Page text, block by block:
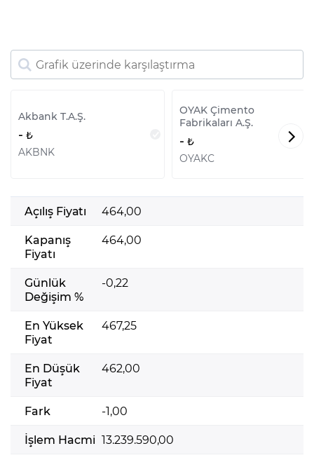
Akbank T.A.Ş.
-
AKBNK
OYAK Çimento
Fabrikaları A.Ş.
-
OYAKC
Açılış Fiyatı
464,00
Kapanış
Fiyatı
464,00
Günlük
Değişim %
-0,22
En Yüksek
Fiyat
467,25
En Düşük
Fiyat
462,00
Fark
-1,00
İşlem Hacmi 13.239.590,00